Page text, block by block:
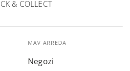
& COLLECT
MAV ARREDA
Negozi